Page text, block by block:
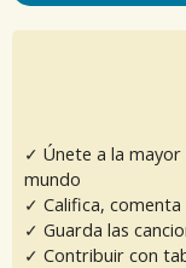
✓ Únete a la
mundo
✓ Califica, comenta
✓ Guarda las
✓ Contribuir con